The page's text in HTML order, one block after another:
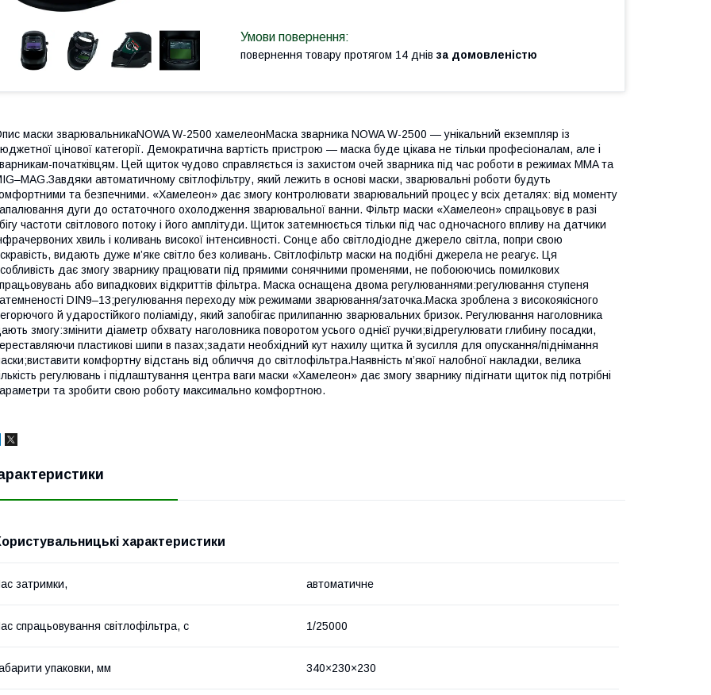
повернення товару протягом 14 днів за домовленістю
маски зварювальникаNOWA W-2500 хамелеонМаска зварника NOWA W-2500 — унікальний екземпляр із
цінової категорії. Демократична вартість пристрою — маска буде цікава не тільки професіоналам, але і
початківцям. Цей щиток чудово справляється із захистом очей зварника під час роботи в режимах MMA та
автоматичному світлофільтру, який лежить в основі маски, зварювальні роботи будуть
та безпечними. «Хамелеон» дає змогу контролювати зварювальний процес у всіх деталях: від моменту
дуги до остаточного охолодження зварювальної ванни. Фільтр маски «Хамелеон» спрацьовує в разі
частоти світлового потоку і його амплітуди. Щиток затемнюється тільки під час одночасного впливу на датчики
хвиль і коливань високої інтенсивності. Сонце або світлодіодне джерело світла, попри свою
видають дуже м’яке світло без коливань. Світлофільтр маски на подібні джерела не реагує. Ця
дає змогу зварнику працювати під прямими сонячними променями, не побоюючись помилкових
або випадкових відкриттів фільтра. Маска оснащена двома регулюваннями:регулювання ступеня
DIN9–13;регулювання переходу між режимами зварювання/заточка.Маска зроблена з високоякісного
й ударостійкого поліаміду, який запобігає прилипанню зварювальних бризок. Регулювання наголовника
змогу:змінити діаметр обхвату наголовника поворотом усього однієї ручки;відрегулювати глибину посадки,
пластикові шипи в пазах;задати необхідний кут нахилу щитка й зусилля для опускання/піднімання
комфортну відстань від обличчя до світлофільтра.Наявність м’якої налобної накладки, велика
регулювань і підлаштування центра ваги маски «Хамелеон» дає змогу зварнику підігнати щиток під потрібні
та зробити свою роботу максимально комфортною.
характеристики
затримки, автоматичне
спрацьовування світлофільтра, с 1/25000
упаковки, мм 340×230×230